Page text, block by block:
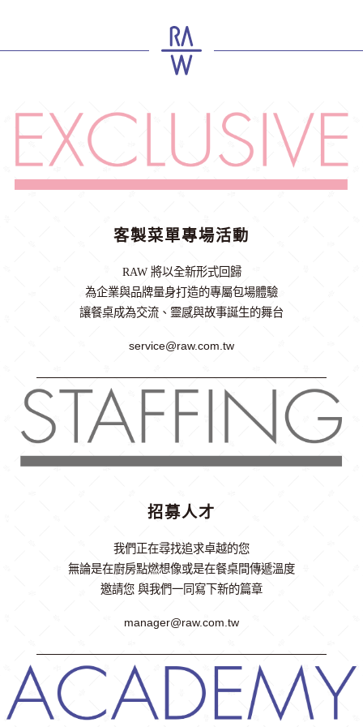
招募人才
我們正在尋找追求卓越的您
無論是在廚房點燃想像或是在餐桌間傳遞溫度
邀請您 與我們一同寫下新的篇章
manager@raw.com.tw
客製菜單專場活動
RAW 將以全新形式回歸
為企業與品牌量身打造的專屬包場體驗
讓餐桌成為交流、靈感與故事誕生的舞台
service@raw.com.tw